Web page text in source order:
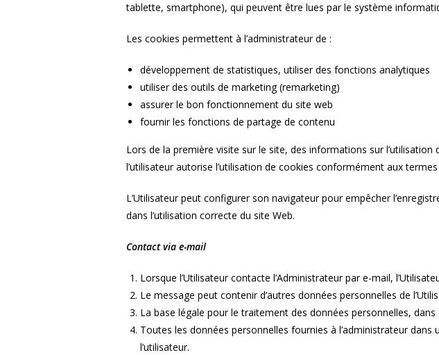
tablette, smartphone), qui peuvent être lues par le système
Les cookies permettent à l’administrateur de :
développement de statistiques, utiliser des fonctions analytiques
utiliser des outils de marketing (remarketing)
assurer le bon fonctionnement du site web
fournir les fonctions de partage de contenu
Lors de la première visite sur le site, des informations sur
l’utilisateur autorise l’utilisation de cookies conformément aux
L’Utilisateur peut configurer son navigateur pour empêcher
dans l’utilisation correcte du site Web.
Contact via e-mail
Lorsque l’Utilisateur contacte l’Administrateur par e-mail,
Le message peut contenir d’autres données personnelles de
La base légale pour le traitement des données personnelles,
Toutes les données personnelles fournies à l’administrateur
l’utilisateur.